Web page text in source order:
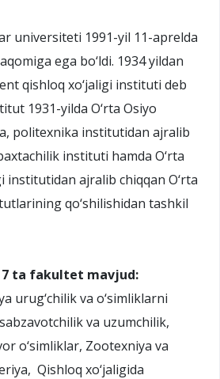
universiteti 1991-yil 11-aprelda
ega bo‘ldi. 1934 yildan
qishloq xo‘jaligi instituti deb
1931-yilda O‘rta Osiyo
politexnika institutidan ajralib
instituti hamda O‘rta
institutidan ajralib chiqqan O‘rta
qo‘shilishidan tashkil
7 ta fakultet mavjud:
urug‘chilik va o‘simliklarni
va uzumchilik,
o‘simliklar, Zootexniya va
Qishloq xo‘jaligida